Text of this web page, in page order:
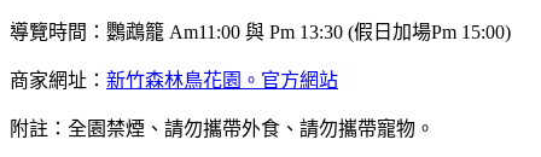
導覽時間：鸚鵡籠 Am11:00 與 Pm 13:30 (假日加場Pm 15:00)
商家網址： 新竹森林鳥花園。官方網站
附註：全園禁煙、請勿攜帶外食、請勿攜帶寵物。